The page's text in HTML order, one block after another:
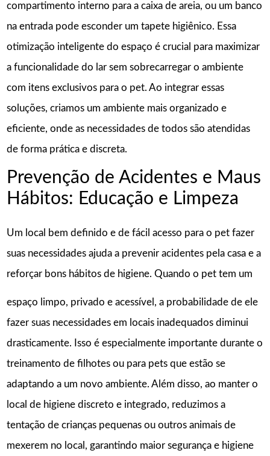
compartimento interno para a caixa de areia, ou um banco
na entrada pode esconder um tapete higiênico. Essa
otimização inteligente do espaço é crucial para maximizar
a funcionalidade do lar sem sobrecarregar o ambiente
com itens exclusivos para o pet. Ao integrar essas
soluções, criamos um ambiente mais organizado e
eficiente, onde as necessidades de todos são atendidas
de forma prática e discreta.
Prevenção de Acidentes e Maus
Hábitos: Educação e Limpeza
Um local bem definido e de fácil acesso para o pet fazer
suas necessidades ajuda a prevenir acidentes pela casa e a
reforçar bons hábitos de higiene. Quando o pet tem um
espaço limpo, privado e acessível, a probabilidade de ele
fazer suas necessidades em locais inadequados diminui
drasticamente. Isso é especialmente importante durante o
treinamento de filhotes ou para pets que estão se
adaptando a um novo ambiente. Além disso, ao manter o
local de higiene discreto e integrado, reduzimos a
tentação de crianças pequenas ou outros animais de
mexerem no local, garantindo maior segurança e higiene